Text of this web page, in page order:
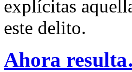
explícitas
este delito.
Ahora